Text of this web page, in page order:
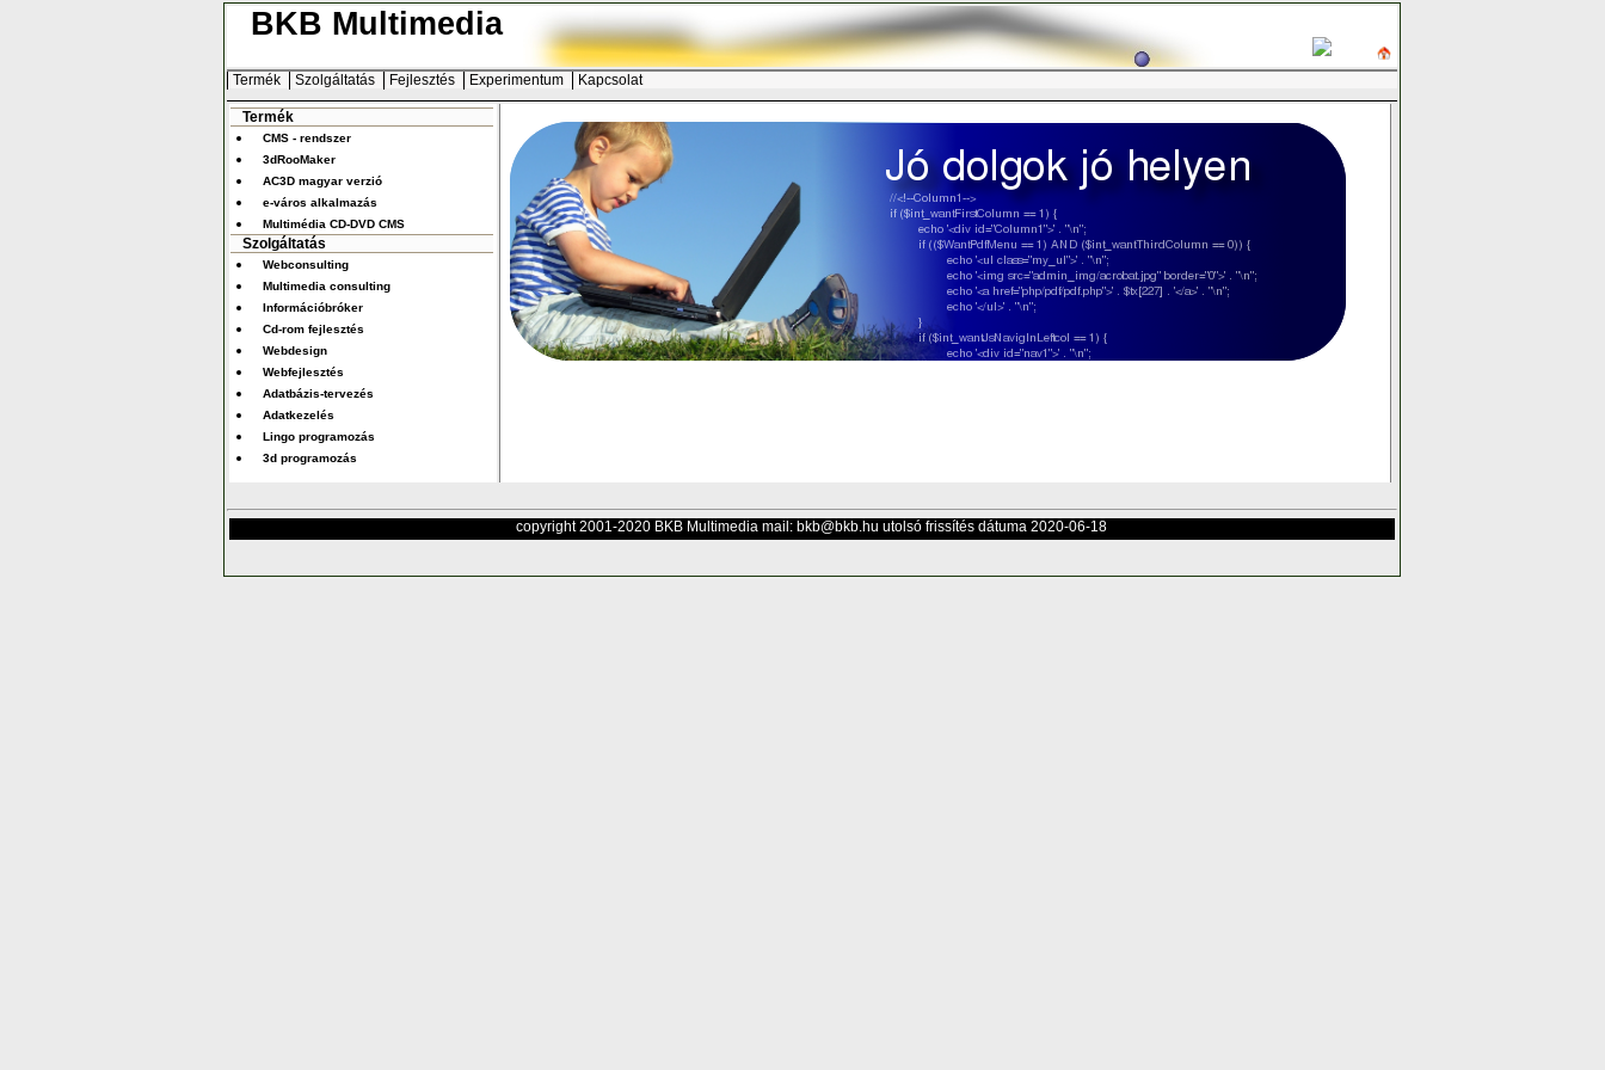
BKB Multimedia
Termék Szolgáltatás Fejlesztés Experimentum Kapcsolat
Termék
CMS - rendszer
3dRooMaker
AC3D magyar verzió
e-város alkalmazás
Multimédia CD-DVD CMS
Szolgáltatás
Webconsulting
Multimedia consulting
Információbróker
Cd-rom fejlesztés
Webdesign
Webfejlesztés
Adatbázis-tervezés
Adatkezelés
Lingo programozás
3d programozás
copyright 2001-2020 BKB Multimedia mail: bkb@bkb.hu utolsó frissítés dátuma 2020-06-18